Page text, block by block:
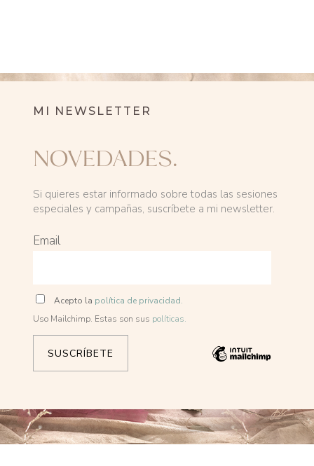
MI NEWSLETTER
NOVEDADES.
Si quieres estar informado sobre todas las sesiones
especiales y campañas, suscríbete a mi newsletter.
Email
Acepto la política de privacidad.
Uso Mailchimp. Estas son sus políticas.